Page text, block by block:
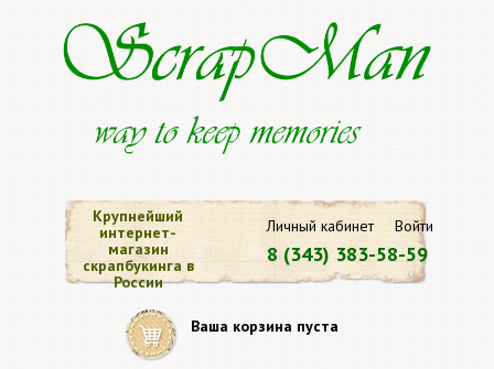
Личный кабинет Войти
8 (343) 383-58-59
Крупнейший
интернет-
магазин
скрапбукинга в
России
Ваша корзина пуста